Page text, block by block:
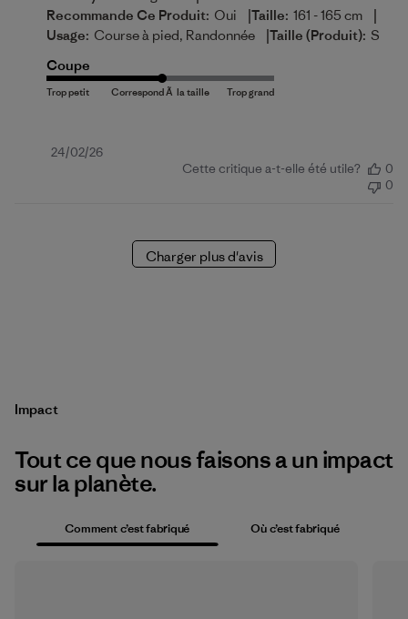
Recommande Ce Produit: Oui |Taille: 161 - 165 cm |
Usage: Course à pied, Randonnée |Taille (produit): S
Coupe
Date
24/02/26
Cette critique a-t-elle été utile?
0
0
Charger plus d'avis
Impact
Tout ce que nous faisons a un impact
sur la planète.
Comment c’est fabriqué Où c’est fabriqué